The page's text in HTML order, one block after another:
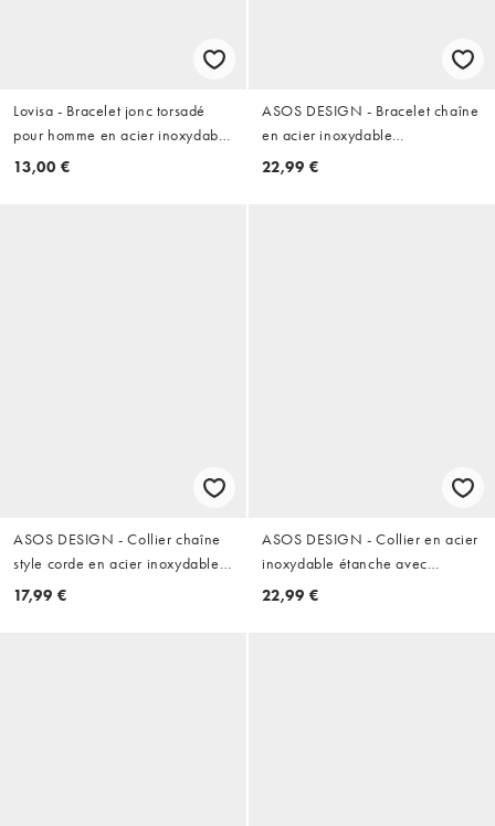
Lovisa - Bracelet jonc torsadé
pour homme en acier inoxydable
étanche - Argenté
13,00 €
ASOS DESIGN - Bracelet chaîne
en acier inoxydable
imperméable - Argenté
22,99 €
ASOS DESIGN - Collier chaîne
style corde en acier inoxydable
étanche avec barre en T -
17,99 €
ASOS DESIGN - Collier en acier
inoxydable étanche avec
pendentif plume - Argenté
22,99 €